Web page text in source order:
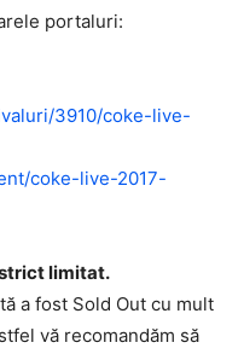
portaluri:
3910/coke-live-
coke-live-2017-
limitat.
a fost Sold Out cu mult
vă recomandăm să